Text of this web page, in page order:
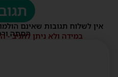
אין לשלוח תגובות שאינם
הסתה
במידה ולא ניתן להגיב -